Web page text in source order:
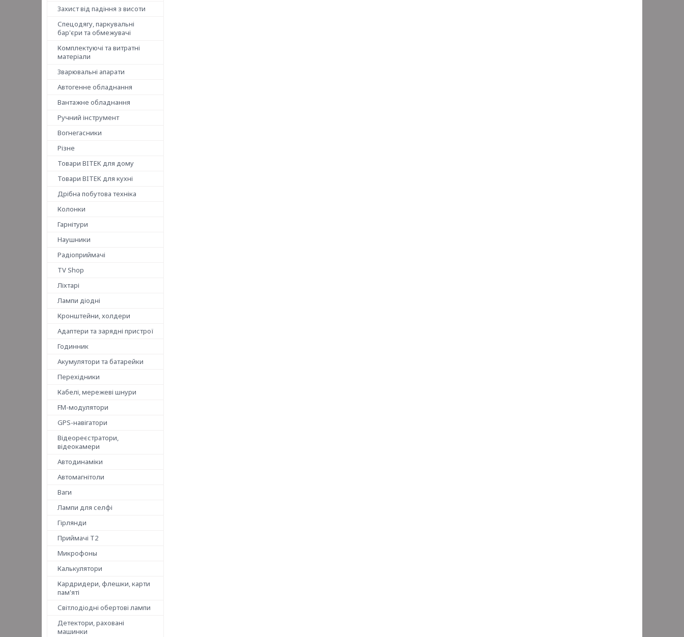
Захист від падіння з висоти
Спецодягу, паркувальні
бар'єри та обмежувачі
Комплектуючі та витратні
матеріали
Зварювальні апарати
Автогенне обладнання
Вантажне обладнання
Ручний інструмент
Вогнегасники
Різне
Товари BITEK для дому
Товари BITEK для кухні
Дрібна побутова техніка
Колонки
Гарнітури
Наушники
Радіоприймачі
TV Shop
Ліхтарі
Лампи діодні
Кронштейни, холдери
Адаптери та зарядні пристрої
Годинник
Акумулятори та батарейки
Перехідники
Кабелі, мережеві шнури
FM-модулятори
GPS-навігатори
Відеореєстратори,
відеокамери
Автодинаміки
Автомагнітоли
Ваги
Лампи для селфі
Гірлянди
Приймачі T2
Микрофоны
Калькулятори
Кардридери, флешки, карти
пам'яті
Світлодіодні обертові лампи
Детектори, раховані
машинки